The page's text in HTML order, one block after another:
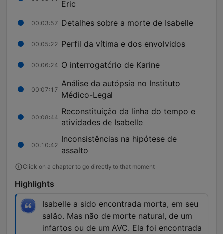
Eric
00:03:57 Detalhes sobre a morte de Isabelle
00:05:22 Perfil da vítima e dos envolvidos
00:06:24 O interrogatório de Karine
00:07:17
Análise da autópsia no Instituto
Médico-Legal
00:08:44
Reconstituição da linha do tempo e
atividades de Isabelle
00:10:42
Inconsistências na hipótese de
assalto
Click on a chapter to go directly to that moment
Highlights
Isabelle a sido encontrada morta, em seu
salão. Mas não de morte natural, de um
infartos ou de um AVC. Ela foi encontrada